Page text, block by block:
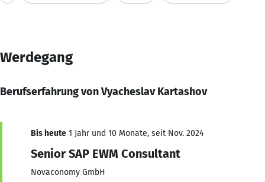
Werdegang
Berufserfahrung von Vyacheslav Kartashov
Bis heute 1 Jahr und 10 Monate, seit Nov. 2024
Senior SAP EWM Consultant
Novaconomy GmbH